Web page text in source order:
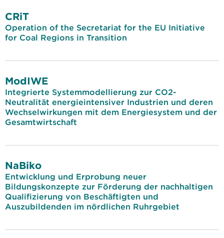
CRiT
Operation of the Secretariat for the EU Initiative
for Coal Regions in Transition
ModIWE
Integrierte Systemmodellierung zur CO2-
Neutralität energieintensiver Industrien und deren
Wechselwirkungen mit dem Energiesystem und der
Gesamtwirtschaft
NaBiko
Entwicklung und Erprobung neuer
Bildungskonzepte zur Förderung der nachhaltigen
Qualifizierung von Beschäftigten und
Auszubildenden im nördlichen Ruhrgebiet